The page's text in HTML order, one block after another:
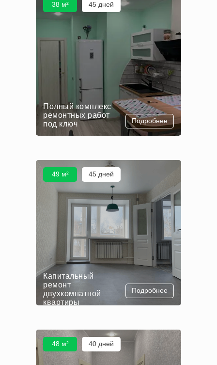
38 м² 45 дней
Полный комплекс
ремонтных работ
под ключ
Подробнее
49 м² 45 дней
Капитальный
ремонт
двухкомнатной
квартиры
Подробнее
48 м² 40 дней